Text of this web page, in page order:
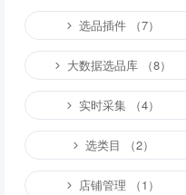
选品插件 （7）
大数据选品库 （8）
实时采集 （4）
选类目 （2）
店铺管理 （1）